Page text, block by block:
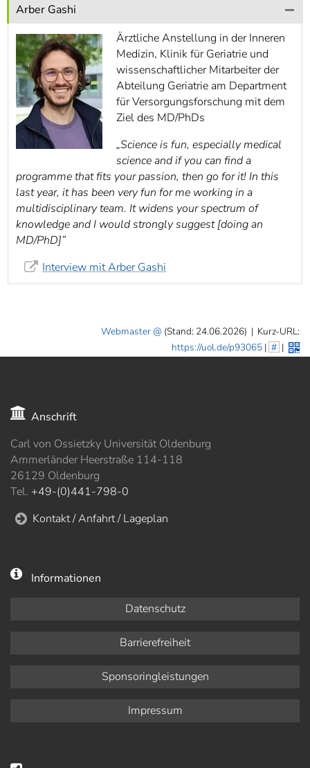
Arber Gashi
Ärztliche Anstellung in der Inneren
Medizin, Klinik für Geriatrie und
wissenschaftlicher Mitarbeiter der
Abteilung Geriatrie am Department
für Versorgungsforschung mit dem
Ziel des MD/PhDs
„Science is fun, especially medical
science and if you can find a
programme that fits your passion, then go for it! In this
last year, it has been very fun for me working in a
multidisciplinary team. It widens your spectrum of
knowledge and I would strongly suggest [doing an
MD/PhD]”
Interview mit Arber Gashi
Webmaster (Stand: 24.06.2026) | Kurz-URL:
https://uol.de/p93065| # |
Anschrift
Carl von Ossietzky Universität Oldenburg
Ammerländer Heerstraße 114-118
26129 Oldenburg
Tel. +49-(0)441-798-0
Kontakt / Anfahrt / Lageplan
Informationen
Datenschutz
Barrierefreiheit
Sponsoringleistungen
Impressum